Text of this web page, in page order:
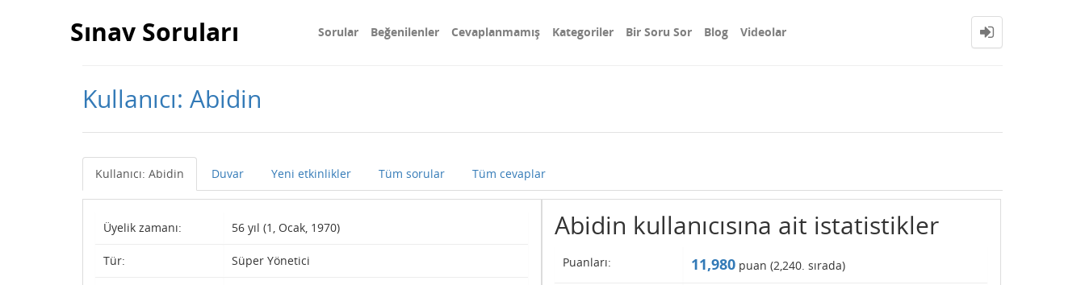
Sınav Soruları Sorular Beğenilenler Cevaplanmamış Kategoriler Bir Soru Sor Blog Videolar
Kullanıcı: Abidin
Kullanıcı: Abidin Duvar Yeni etkinlikler Tüm sorular Tüm cevaplar
Üyelik zamanı: 56 yıl (1, Ocak, 1970)
Tür: Süper Yönetici
Abidin kullanıcısına ait istatistikler
Puanları: 11,980puan (2,240. sırada)